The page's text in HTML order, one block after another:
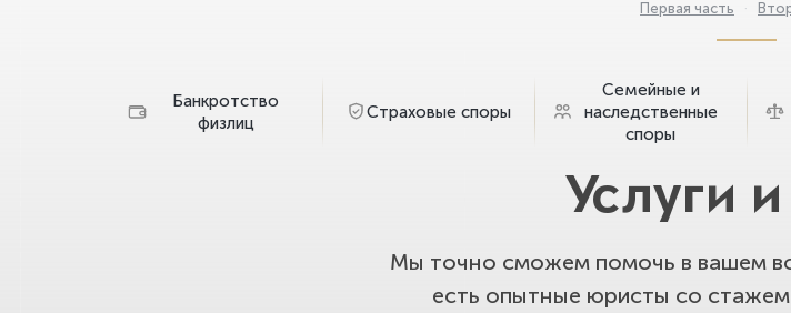
Первая часть ·
Банкротство
физлиц
Страховые споры
Семейные и
наследственные
споры
Услуги
Мы точно сможем помочь в вашем
есть опытные юристы со